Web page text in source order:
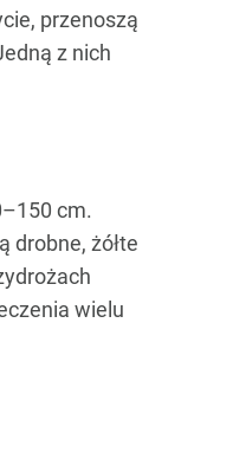
przenoszą
z nich
cm.
drobne, żółte
wielu